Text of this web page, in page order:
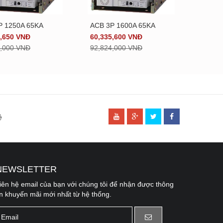
Xem chi tiết
1250A 65KA
VNĐ
VNĐ
Xem chi tiết
ACB 3P 1600A 65KA
60,335,600 VNĐ
92,824,000 VNĐ
APP\View\Themed\Cms\Elements\footer.ctp
hệ email của bạn với chúng tôi để nhận được thông
khuyến mãi mới nhất từ hệ thống.